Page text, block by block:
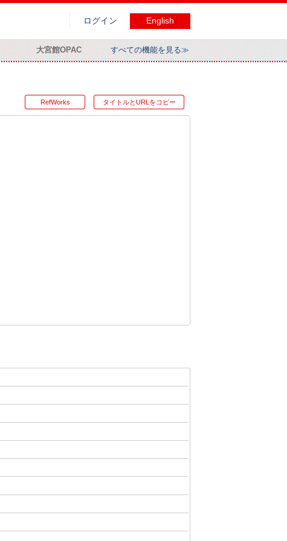
ログイン English
大宮館OPAC すべての機能を見る≫
RefWorks タイトルとURLをコピー